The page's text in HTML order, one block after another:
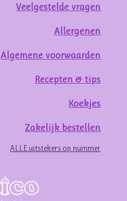
Veelgestelde vragen
Allergenen
Algemene voorwaarden
Recepten & tips
Koekjes
Zakelijk bestellen
ALLE uitstekers op nummer